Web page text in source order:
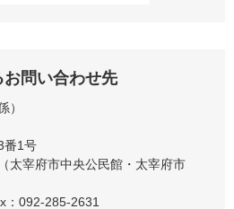
問い合わせ先
番1号
太宰府市中央公民館・太宰府市
：092-285-2631